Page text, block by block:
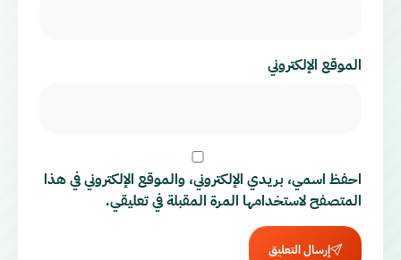
الموقع الإلكتروني
احفظ اسمي، بريدي الإلكتروني، والموقع الإلكتروني في هذا
المتصفح لاستخدامها المرة المقبلة في تعليقي.
إرسال التعليق